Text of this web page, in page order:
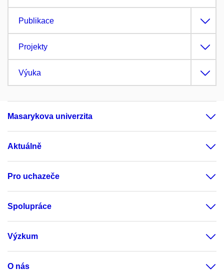
Publikace
Projekty
Výuka
Masarykova univerzita
Aktuálně
Pro uchazeče
Spolupráce
Výzkum
O nás